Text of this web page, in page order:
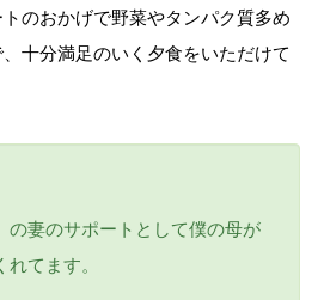
のおかげで野菜やタンパク質多め
十分満足のいく夕食をいただけて
の妻のサポートとして僕の母が
てます。